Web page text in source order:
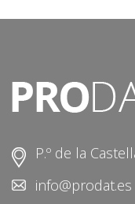
P.º de la
info@prodat.es